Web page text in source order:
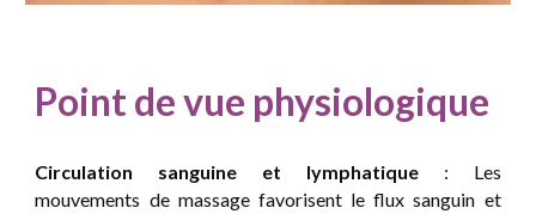
Point de vue physiologique
Circulation sanguine et lymphatique: Les
mouvements de massage favorisent le flux sanguin et